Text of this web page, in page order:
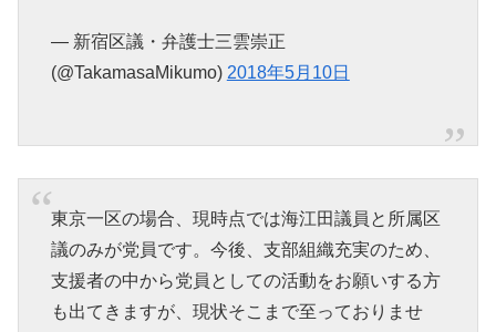
— 新宿区議・弁護士三雲崇正
(@TakamasaMikumo) 2018年5月10日
東京一区の場合、現時点では海江田議員と所属区
議のみが党員です。今後、支部組織充実のため、
支援者の中から党員としての活動をお願いする方
も出てきますが、現状そこまで至っておりませ